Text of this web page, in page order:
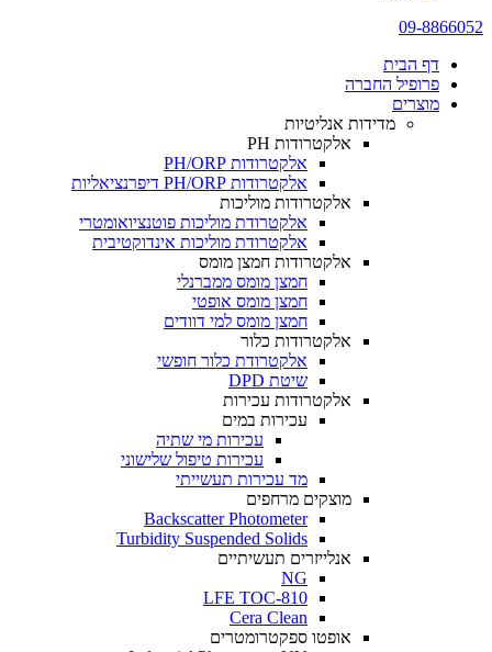
09-8866052
דף הבית
פרופיל החברה
מוצרים
מדידות אנליטיות
אלקטרודות PH
אלקטרודות PH/ORP
אלקטרודות PH/ORP דיפרנציאליות
אלקטרודות מוליכות
אלקטרודת מוליכות פוטנציואומטרי
אלקטרודת מוליכות אינדוקטיבית
אלקטרודות חמצן מומס
חמצן מומס ממברנלי
חמצן מומס אופטי
חמצן מומס למי דוודים
אלקטרודות כלור
אלקטרודת כלור חופשי
שיטת DPD
אלקטרודות עכירות
עכירות במים
עכירות מי שתיה
עכירות טיפול שלישוני
מד עכירות תעשייתי
מוצקים מרחפים
Backscatter Photometer
Turbidity Suspended Solids
אנלייזרים תעשיתיים
NG
LFE TOC-810
Cera Clean​
אופטו ספקטרומטרים